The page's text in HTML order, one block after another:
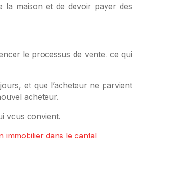
la maison et de devoir payer des
le processus de vente, ce qui
et que l’acheteur ne parvient
acheteur.
vous convient.
immobilier dans le cantal